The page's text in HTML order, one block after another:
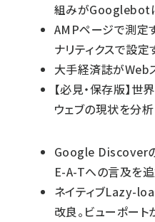
組みがGooglebot
AMPページで測定
ナリティクスで設定
大手経済誌がWeb
【必見・保存版】世
ウェブの現状を分
Google Discover
E-A-Tへの言及を
ネイティブLazy-
改良。ビューポー